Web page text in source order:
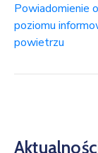
Powiadomienie
poziomu
powietrzu